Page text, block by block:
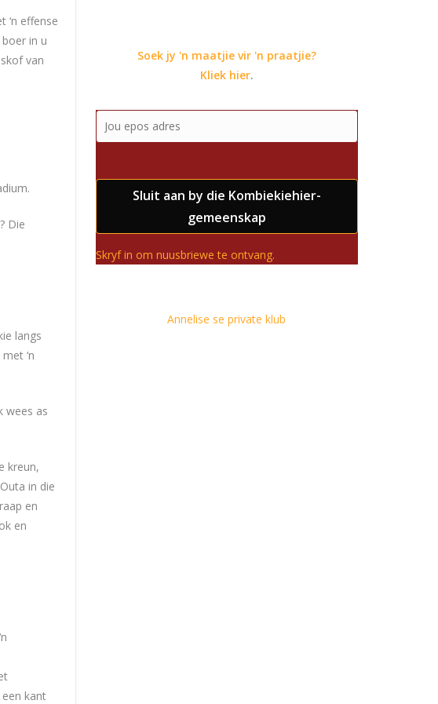
‘n effense
in u
van
Die
langs
‘n
wees as
kreun,
in die
en
en
kant
Soek jy 'n maatjie vir 'n praatjie?
Kliek hier.
Sluit aan by die Kombiekiehier-
gemeenskap
Skryf in om nuusbriewe te ontvang.
Annelise se private klub